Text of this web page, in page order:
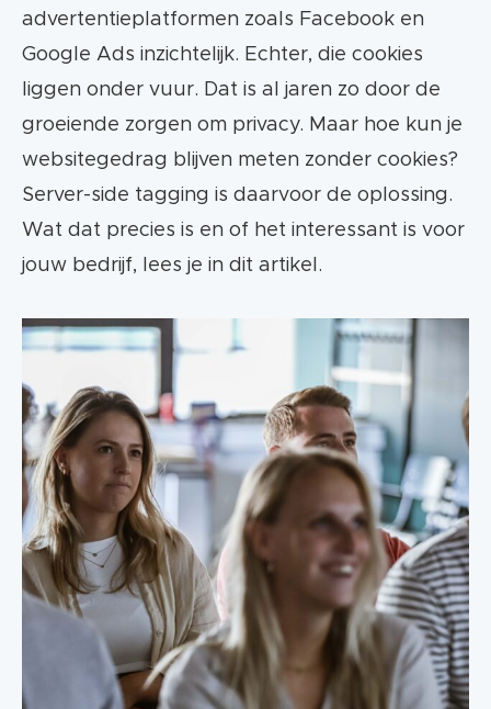
advertentieplatformen zoals Facebook en
Google Ads inzichtelijk. Echter, die cookies
liggen onder vuur. Dat is al jaren zo door de
groeiende zorgen om privacy. Maar hoe kun je
websitegedrag blijven meten zonder cookies?
Server-side tagging is daarvoor de oplossing.
Wat dat precies is en of het interessant is voor
jouw bedrijf, lees je in dit artikel.